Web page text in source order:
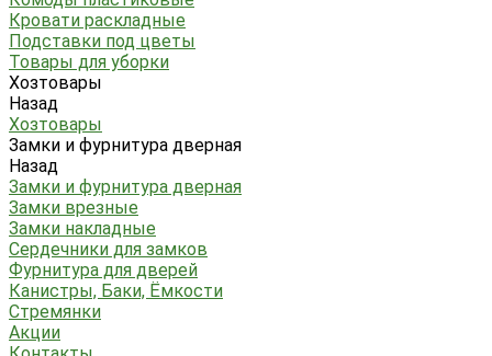
Кровати раскладные
Подставки под цветы
Товары для уборки
Хозтовары
Назад
Хозтовары
Замки и фурнитура дверная
Назад
Замки и фурнитура дверная
Замки врезные
Замки накладные
Сердечники для замков
Фурнитура для дверей
Канистры, Баки, Ёмкости
Стремянки
Акции